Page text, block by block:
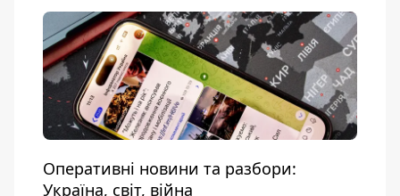
Оперативні новини та разбори:
Україна, світ, війна